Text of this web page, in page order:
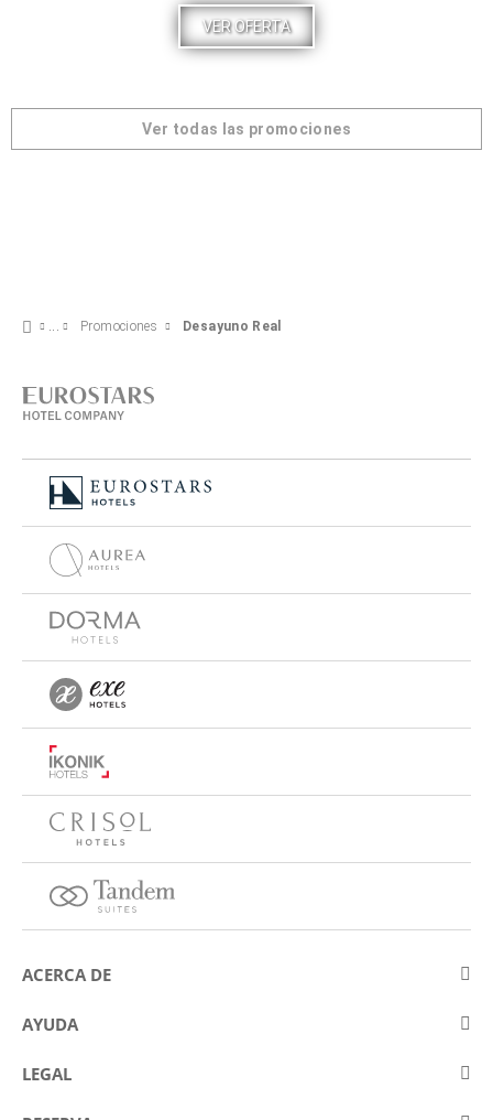
VER OFERTA
Ver todas las promociones
Promociones Desayuno Real
ACERCA DE
Sobre Eurostars Hotel Company
Concursos
AYUDA
Contactar
LEGAL
Aviso legal